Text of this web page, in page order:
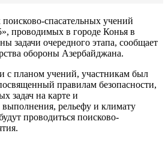
спасательных учений
проводимых в городе Конья в
задачи очередного этапа, сообщает
обороны Азербайджана.
с планом учений, участникам был
правилам безопасности,
задач на карте и
выполнения, рельефу и климату
проводиться поисково-